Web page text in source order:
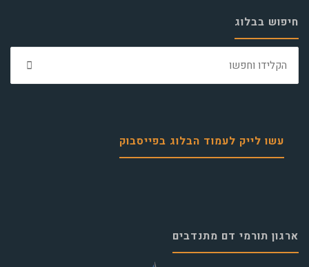
חיפוש בבלוג
עשו לייק לעמוד הבלוג בפייסבוק
ארגון תורמי דם מתנדבים